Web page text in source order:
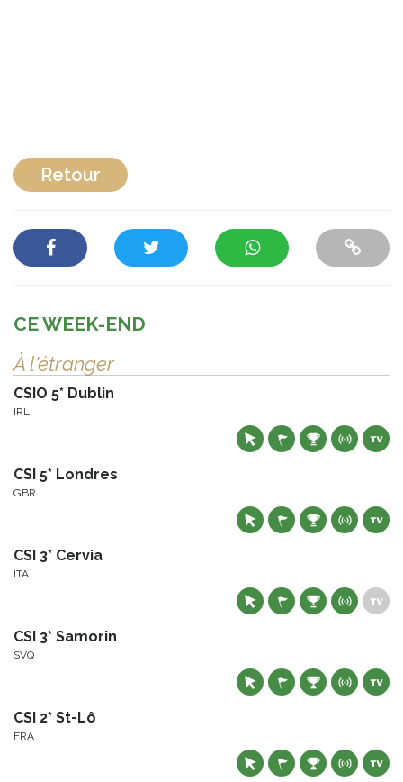
Retour
CE WEEK-END
À l'étranger
CSIO 5* Dublin
IRL
CSI 5* Londres
GBR
CSI 3* Cervia
ITA
CSI 3* Samorin
SVQ
CSI 2* St-Lô
FRA